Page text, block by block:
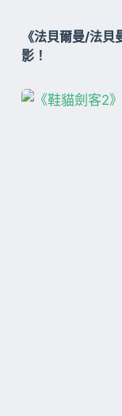
《法貝爾曼/法
影！